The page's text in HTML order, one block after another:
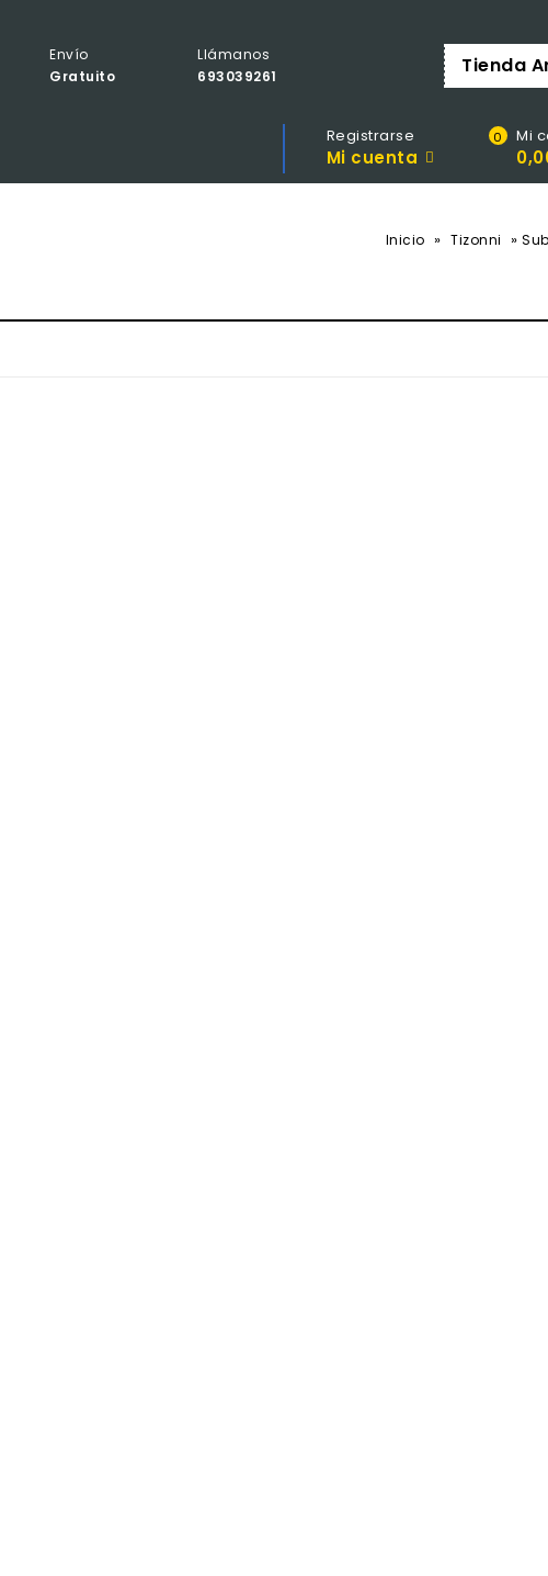
Envío
Gratuito
Llámanos
693039261
Tienda
Registrarse
Mi cuenta
0 Mi
Inicio » Tizonni »